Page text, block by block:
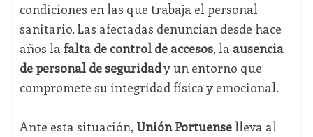
condiciones en las que trabaja el personal
sanitario. Las afectadas denuncian desde hace
años la falta de control de accesos, la ausencia
de personal de seguridady un entorno que
compromete su integridad física y emocional.
Ante esta situación, Unión Portuenselleva al